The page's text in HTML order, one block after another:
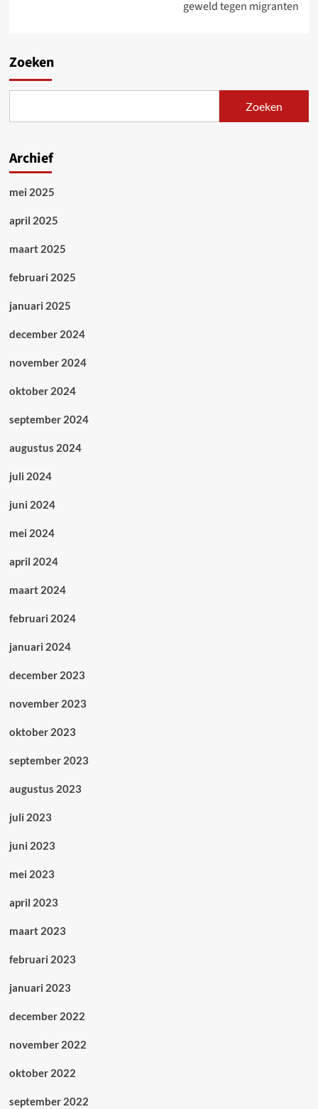
geweld tegen migranten
Zoeken
Zoeken
Archief
mei 2025
april 2025
maart 2025
februari 2025
januari 2025
december 2024
november 2024
oktober 2024
september 2024
augustus 2024
juli 2024
juni 2024
mei 2024
april 2024
maart 2024
februari 2024
januari 2024
december 2023
november 2023
oktober 2023
september 2023
augustus 2023
juli 2023
juni 2023
mei 2023
april 2023
maart 2023
februari 2023
januari 2023
december 2022
november 2022
oktober 2022
september 2022